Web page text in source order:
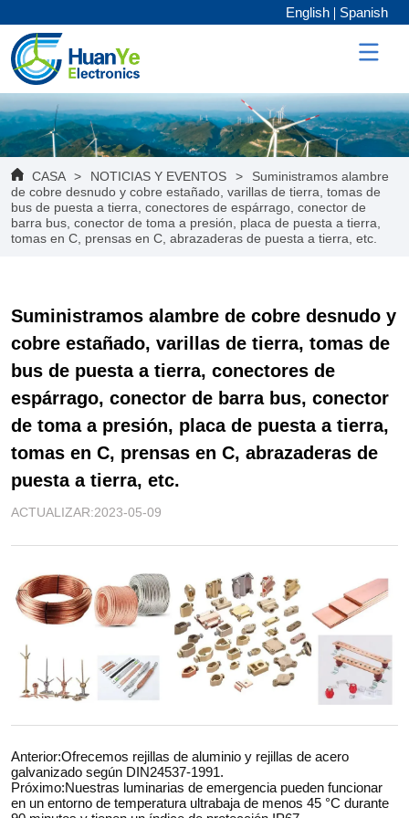
English Spanish
CASA > NOTICIAS Y EVENTOS >
Suministramos alambre
de cobre desnudo y cobre estañado, varillas de tierra, tomas de
bus de puesta a tierra, conectores de espárrago, conector de
barra bus, conector de toma a presión, placa de puesta a tierra,
tomas en C, prensas en C, abrazaderas de puesta a tierra, etc.
Suministramos alambre de cobre desnudo y
cobre estañado, varillas de tierra, tomas de
bus de puesta a tierra, conectores de
espárrago, conector de barra bus, conector
de toma a presión, placa de puesta a tierra,
tomas en C, prensas en C, abrazaderas de
puesta a tierra, etc.
ACTUALIZAR:2023-05-09
Anterior:Ofrecemos rejillas de aluminio y rejillas de acero
galvanizado según DIN24537-1991.
Próximo:Nuestras luminarias de emergencia pueden funcionar
en un entorno de temperatura ultrabaja de menos 45 °C durante